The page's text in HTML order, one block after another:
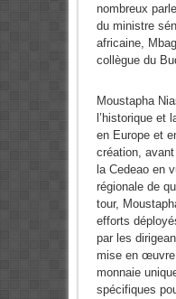
nombreux
du ministre
africaine,
collègue du
Moustapha
l’historique et
en Europe et
création,
la Cedeao en
régionale de
tour,
efforts
par les
mise en œuvre
monnaie
spécifiques